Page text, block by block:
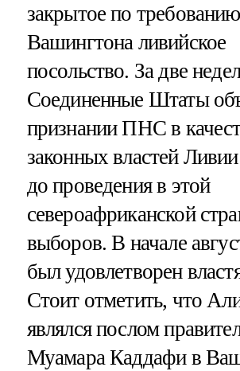
закрытое по требованию
Вашингтона ливийское
посольство. За две
Соединенные Штаты
признании ПНС в
законных властей
до проведения в этой
североафриканской
выборов. В начале
был удовлетворен
Стоит отметить, что
являлся послом
Муамара Каддафи в